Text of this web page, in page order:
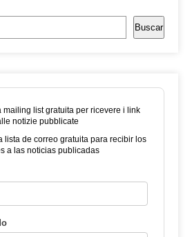
Buscar
mailing list gratuita per ricevere i link
notizie pubblicate
lista de correo gratuita para recibir los
a las noticias publicadas